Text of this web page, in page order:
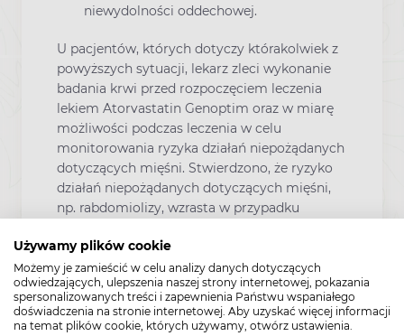
Używamy plików cookie
Możemy je zamieścić w celu analizy danych dotyczących
odwiedzających, ulepszenia naszej strony internetowej, pokazania
spersonalizowanych treści i zapewnienia Państwu wspaniałego
doświadczenia na stronie internetowej. Aby uzyskać więcej informacji
na temat plików cookie, których używamy, otwórz ustawienia.
niewydolności oddechowej.
U pacjentów, których dotyczy którakolwiek z
powyższych sytuacji, lekarz zleci wykonanie
badania krwi przed rozpoczęciem leczenia
lekiem Atorvastatin Genoptim oraz w miarę
możliwości podczas leczenia w celu
monitorowania ryzyka działań niepożądanych
dotyczących mięśni. Stwierdzono, że ryzyko
działań niepożądanych dotyczących mięśni,
np. rabdomiolizy, wzrasta w przypadku
atorwastatyną.
Lekarza lub farmaceutę należy powiadomić
także wtedy, gdy osłabienie mięśni utrzymuje
się. W celu rozpoznania i leczenia tej